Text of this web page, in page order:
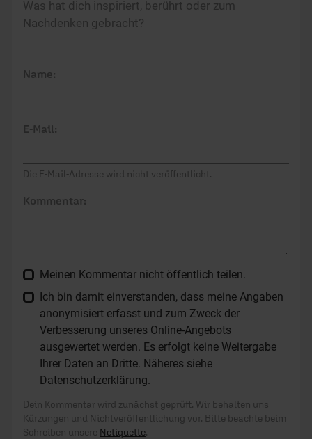
Was hat dich inspiriert, berührt oder zum
Nachdenken gebracht?
Name:
E-Mail:
Die E-Mail-Adresse wird nicht veröffentlicht.
Kommentar:
Meinen Kommentar nicht öffentlich teilen.
Ich bin damit einverstanden, dass meine Angaben
anonymisiert erfasst und zum Zweck der
Verbesserung unseres Online-Angebots
ausgewertet werden. Es erfolgt keine Weitergabe
Ihrer Daten an Dritte. Näheres siehe
Datenschutzerklärung.
Dein Kommentar wird zunächst geprüft. Wir behalten uns
Kürzungen und Nichtveröffentlichung vor. Bitte beachte beim
Schreiben unsere Netiquette.